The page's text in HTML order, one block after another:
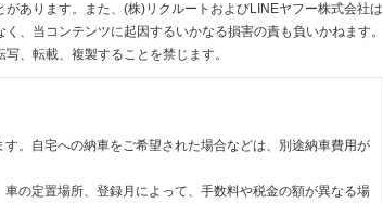
あります。また、(株)リクルートおよびLINEヤフー株式会社は
、当コンテンツに起因するいかなる損害の責も負いかねます。
、転載、複製することを禁じます。
。自宅への納車をご希望された場合などは、別途納車費用が
の定置場所、登録月によって、手数料や税金の額が異なる場